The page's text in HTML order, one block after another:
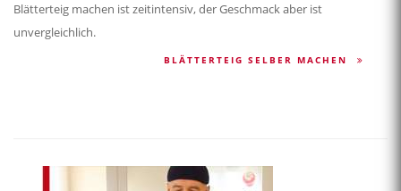
Blätterteig machen ist zeitintensiv, der Geschmack aber ist
unvergleichlich.
BLÄTTERTEIG SELBER MACHEN